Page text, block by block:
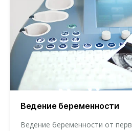
Ведение беременности
Ведение беременности от